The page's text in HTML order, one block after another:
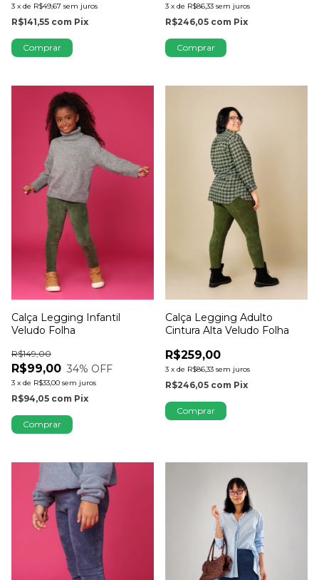
3 x de R$49,67 sem juros
R$141,55 com Pix
Comprar
3 x de R$86,33 sem juros
R$246,05 com Pix
Comprar
Calça Legging Infantil
Veludo Folha
R$99,00
R$149,00
34% OFF
3 x de R$33,00 sem juros
R$94,05 com Pix
Comprar
Calça Legging Adulto
Cintura Alta Veludo Folha
R$259,00
3 x de R$86,33 sem juros
R$246,05 com Pix
Comprar